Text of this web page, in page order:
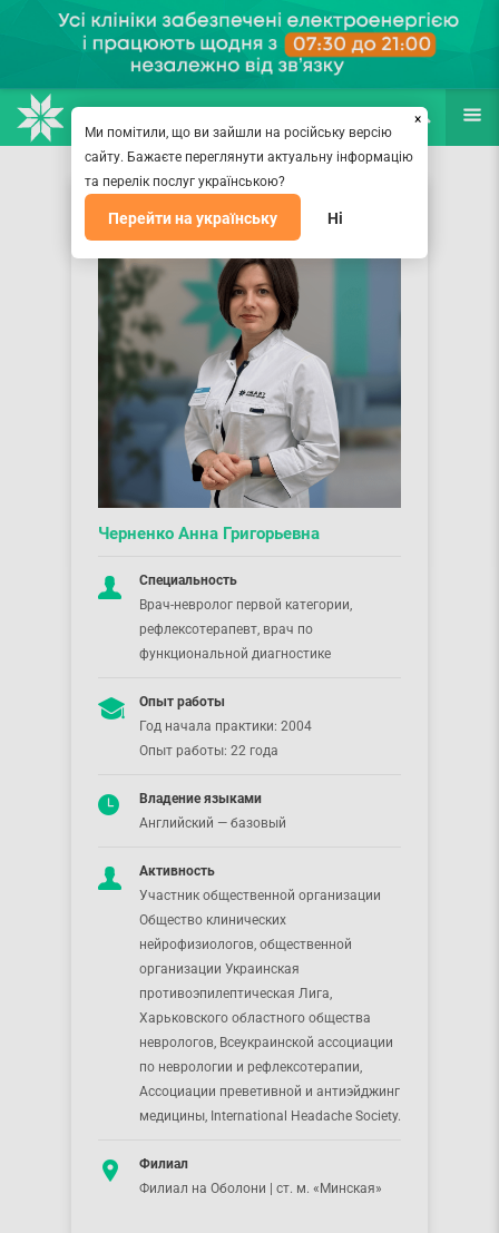
(067) 127-03-03
ПОИСК ЕЩЁ
Черненко Анна Григорьевна
Специальность
Врач-невролог первой категории,
рефлексотерапевт, врач по
функциональной диагностике
Опыт работы
Год начала практики: 2004
Опыт работы: 22 года
Владение языками
Английский — базовый
Активность
Участник общественной организации
Общество клинических
нейрофизиологов, общественной
организации Украинская
противоэпилептическая Лига,
Харьковского областного общества
неврологов, Всеукраинской ассоциации
по неврологии и рефлексотерапии,
Ассоциации преветивной и антиэйджинг
медицины, International Headache Society.
Филиал
Филиал на Оболони | ст. м. «Минская»
×
Ми помітили, що ви зайшли на російську версію
сайту. Бажаєте переглянути актуальну інформацію
та перелік послуг українською?
Перейти на українську Ні